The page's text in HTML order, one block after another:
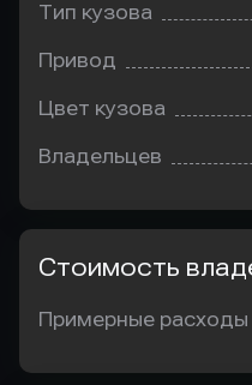
Тип кузова
Привод
Цвет кузова
Владельцев
Стоимость
Примерные расходы